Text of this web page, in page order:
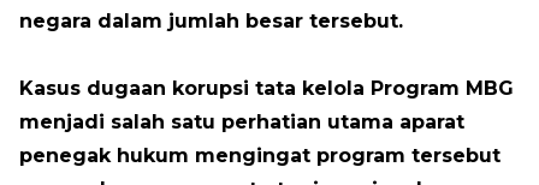
negara dalam jumlah besar tersebut.
Kasus dugaan korupsi tata kelola Program MBG
menjadi salah satu perhatian utama aparat
penegak hukum mengingat program tersebut